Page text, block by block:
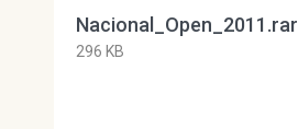
Nacional_Open_2011.rar
296 KB